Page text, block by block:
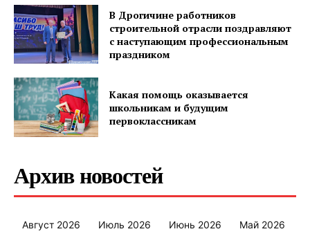
Редакция "ДВ"
Наша гісторыя
Контакты
Правила использования материалов
Электронные обращения
В Дрогичине работников
строительной отрасли поздравляют
с наступающим профессиональным
праздником
Какая помощь оказывается
школьникам и будущим
первоклассникам
Архив новостей
Август 2026 Июль 2026 Июнь 2026
Май 2026